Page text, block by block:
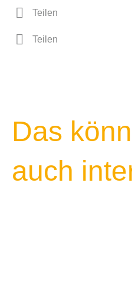
Teilen
Teilen
Das
auch